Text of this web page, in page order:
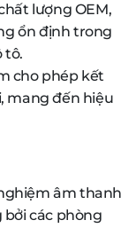
lượng OEM,
ổn định trong
tô.
cho phép kết
mang đến hiệu
âm thanh
các phòng